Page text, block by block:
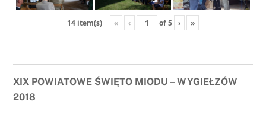
14 item(s) « ‹ of5 › »
XIX POWIATOWE ŚWIĘTO MIODU – WYGIEŁZÓW
2018